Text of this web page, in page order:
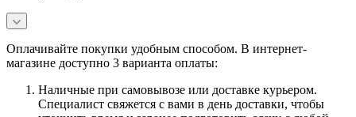
Оплачивайте покупки удобным способом. В интернет-
магазине доступно 3 варианта оплаты:
Наличные при самовывозе или доставке курьером.
Специалист свяжется с вами в день доставки, чтобы